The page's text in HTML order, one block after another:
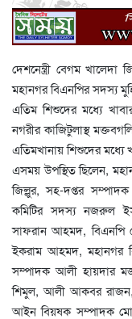
দেশনেন্ত্রী বেগম খালেদা
মহানগর বিএনপির সদস্য
এতিম শিশুদের মধ্যে
নগরীর কাজিটুলাস্থ
এতিমখানায় শিশুদের মধ্যে
এসময় উপস্থিত ছিলেন,
জিল্লুর, সহ-দপ্তর
কমিটির সদস্য নজরুল
সাফরান আহমদ, বিএনপি
ইকরাম আহমদ, মহানগর
সম্পাদক আলী হায়দার
শিমুল, আলী আকবর রাজন,
আইন বিয়ষক সম্পাদক